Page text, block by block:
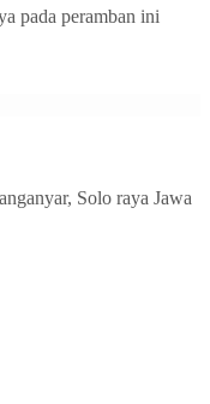
pada peramban ini
Solo raya Jawa